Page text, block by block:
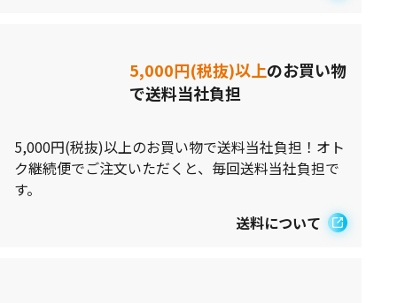
5,000円(税抜)以上のお買い物
で送料当社負担
5,000円(税抜)以上のお買い物で送料当社負担！オト
ク継続便でご注文いただくと、毎回送料当社負担で
す。
送料について